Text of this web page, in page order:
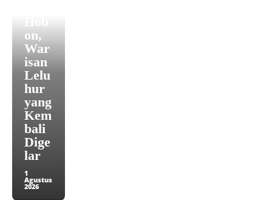
on,
War
isan
Lelu
hur
yang
Kem
bali
Dige
lar
1
Agustus
2026